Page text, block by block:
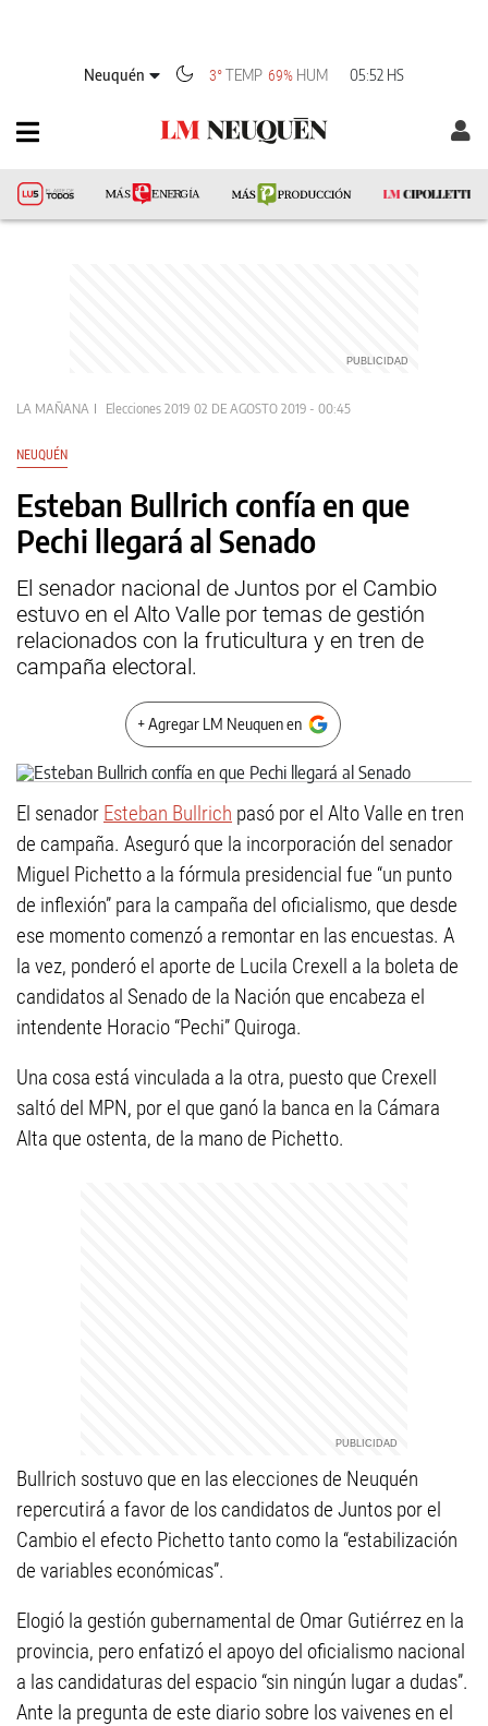
Neuquén 3°TEMP 69% HUM 05:52 HS
LA MAÑANA Elecciones 2019 02 DE AGOSTO 2019 - 00:45
NEUQUÉN
Esteban Bullrich confía en que
Pechi llegará al Senado
El senador nacional de Juntos por el Cambio
estuvo en el Alto Valle por temas de gestión
relacionados con la fruticultura y en tren de
campaña electoral.
+ Agregar LM Neuquen en
El senador Esteban Bullrich pasó por el Alto Valle en tren
de campaña. Aseguró que la incorporación del senador
Miguel Pichetto a la fórmula presidencial fue “un punto
de inflexión” para la campaña del oficialismo, que desde
ese momento comenzó a remontar en las encuestas. A
la vez, ponderó el aporte de Lucila Crexell a la boleta de
candidatos al Senado de la Nación que encabeza el
intendente Horacio “Pechi” Quiroga.
Una cosa está vinculada a la otra, puesto que Crexell
saltó del MPN, por el que ganó la banca en la Cámara
Alta que ostenta, de la mano de Pichetto.
Bullrich sostuvo que en las elecciones de Neuquén
repercutirá a favor de los candidatos de Juntos por el
Cambio el efecto Pichetto tanto como la “estabilización
de variables económicas”.
Elogió la gestión gubernamental de Omar Gutiérrez en la
provincia, pero enfatizó el apoyo del oficialismo nacional
a las candidaturas del espacio “sin ningún lugar a dudas”.
Ante la pregunta de este diario sobre los vaivenes en el